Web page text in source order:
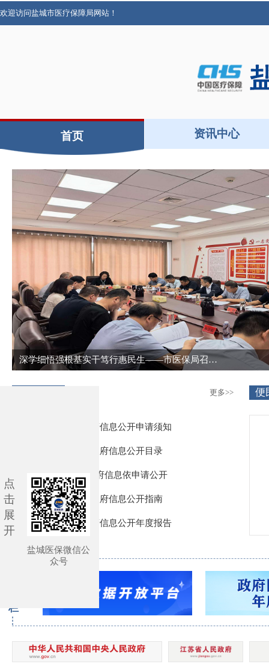
欢迎访问盐城市医疗保障局网站！
首页 资讯中心
深学细悟强根基实干笃行惠民生——市医保局召开党组理论学习中心组专题学习会
更多>>
政府信息公开申请须知
政府信息公开目录
政府信息依申请公开
政府信息公开指南
政府信息公开年度报告
便
栏
点
击
展
开
盐城医保微信公
众号